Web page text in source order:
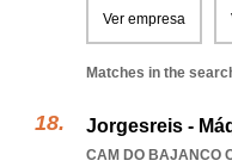
Ver empresa
Matches in the
Jorgesreis -
CAM DO BAJANCO